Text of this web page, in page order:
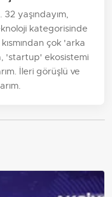
32 yaşındayım,
kategorisinde
çok 'arka
'startup' ekosistemi
İleri görüşlü ve